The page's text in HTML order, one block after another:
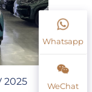
2025
Whatsapp
WeChat